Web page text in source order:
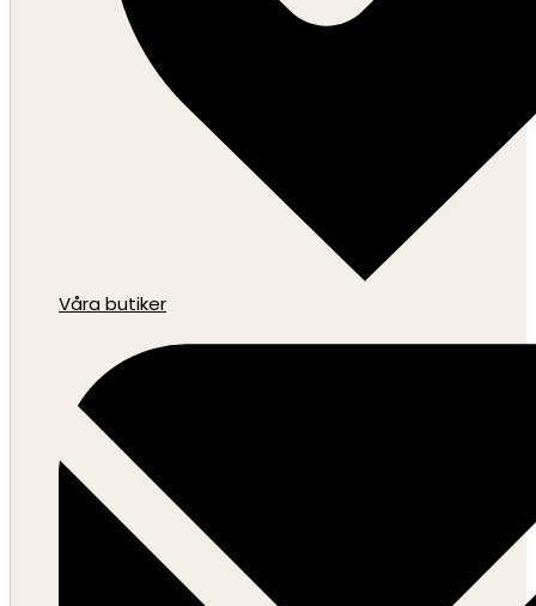
Våra butiker